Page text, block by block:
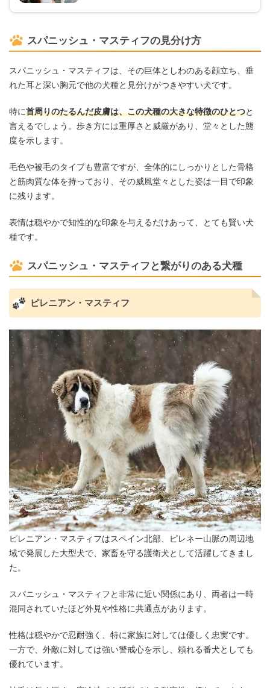
スパニッシュ・マスティフの見分け方
スパニッシュ・マスティフは、その巨体としわのある顔立ち、垂
れた耳と深い胸元で他の犬種と見分けがつきやすい犬です。
特に首周りのたるんだ皮膚は、この犬種の大きな特徴のひとつと
言えるでしょう。歩き方には重厚さと威厳があり、堂々とした態
度を示します。
毛色や被毛のタイプも豊富ですが、全体的にしっかりとした骨格
と筋肉質な体を持っており、その威風堂々とした姿は一目で印象
に残ります。
表情は穏やかで知性的な印象を与えるだけあって、とても賢い犬
種です。
スパニッシュ・マスティフと繋がりのある犬種
ピレニアン・マスティフ
ピレニアン・マスティフはスペイン北部、ピレネー山脈の周辺地
域で発展した大型犬で、家畜を守る護衛犬として活躍してきまし
た。
スパニッシュ・マスティフと非常に近い関係にあり、両者は一時
混同されていたほど外見や性格に共通点があります。
性格は穏やかで忍耐強く、特に家族に対しては優しく忠実です。
一方で、外敵に対しては強い警戒心を示し、頼れる番犬としても
優れています。